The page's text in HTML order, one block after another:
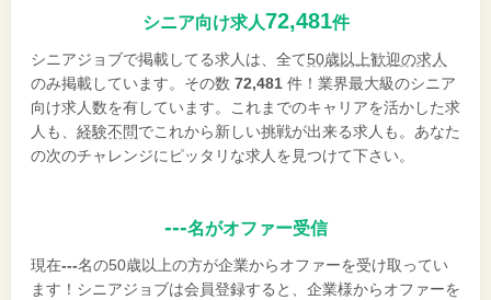
シニア向け求人72,481件
シニアジョブで掲載してる求人は、全て50歳以上歓迎の求人
のみ掲載しています。その数 72,481 件！業界最大級のシニア
向け求人数を有しています。これまでのキャリアを活かした求
人も、 経験不問でこれから新しい挑戦が出来る求人も。あなた
の次のチャレンジにピッタリな求人を見つけて下さい。
---名がオファー受信
現在---名の50歳以上の方が企業からオファーを受け取ってい
ます！シニアジョブは会員登録すると、企業様からオファーを